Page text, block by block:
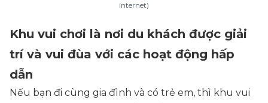
internet)
Khu vui chơi là nơi du khách được giải
trí và vui đùa với các hoạt động hấp
dẫn
Nếu bạn đi cùng gia đình và có trẻ em, thì khu vui